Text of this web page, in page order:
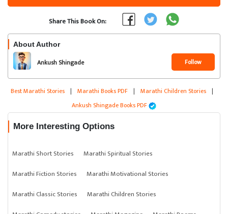
Share This Book On:
About Author
Ankush Shingade Follow
Best Marathi Stories | Marathi Books PDF | Marathi Children Stories |
Ankush Shingade Books PDF
More Interesting Options
Marathi Short Stories
Marathi Spiritual Stories
Marathi Fiction Stories
Marathi Motivational Stories
Marathi Classic Stories
Marathi Children Stories